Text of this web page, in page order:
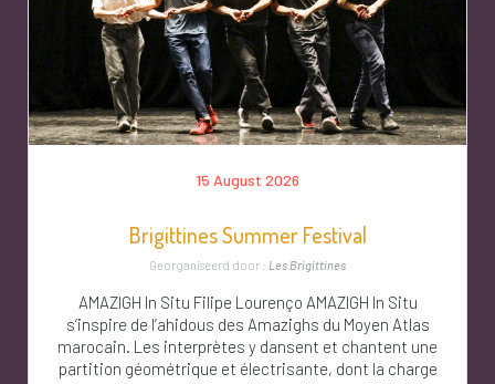
15 August 2026
Brigittines Summer Festival
Georganiseerd door : Les Brigittines
AMAZIGH In Situ Filipe Lourenço AMAZIGH In Situ
s’inspire de l’ahidous des Amazighs du Moyen Atlas
marocain. Les interprètes y dansent et chantent une
partition géométrique et électrisante, dont la charge